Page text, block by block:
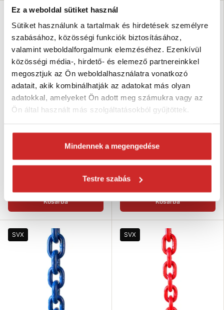
Ez a weboldal sütiket használ
Sütiket használunk a tartalmak és hirdetések személyre
szabásához, közösségi funkciók biztosításához,
valamint weboldalforgalmunk elemzéséhez. Ezenkívül
közösségi média-, hirdető- és elemező partnereinkkel
megosztjuk az Ön weboldalhasználatra vonatkozó
adatait, akik kombinálhatják az adatokat más olyan
adatokkal, amelyeket Ön adott meg számukra vagy az
Ön által használt más szolgáltatásokból gyűjtöttek.
Mindennek a megengedése
Testre szabás
SVX
Méret (mm): 6 mm
Kosárba
Teherbírás (T): 2,5 T
Méret (mm): 9 mm
Raktáron 408 m
Kosárba
SVX SVX